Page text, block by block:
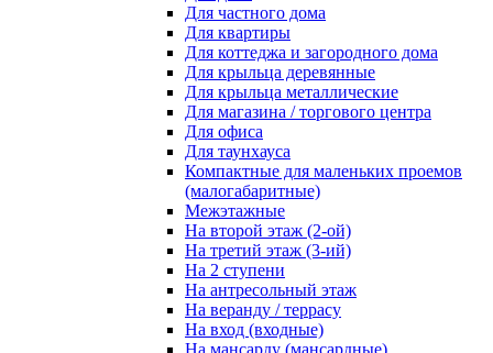
Для частного дома
Для квартиры
Для коттеджа и загородного дома
Для крыльца деревянные
Для крыльца металлические
Для магазина / торгового центра
Для офиса
Для таунхауса
Компактные для маленьких проемов
(малогабаритные)
Межэтажные
На второй этаж (2-ой)
На третий этаж (3-ий)
На 2 ступени
На антресольный этаж
На веранду / террасу
На вход (входные)
На мансарду (мансардные)